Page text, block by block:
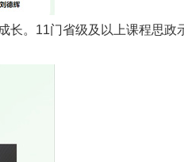
长。11门省级及以上课程思政